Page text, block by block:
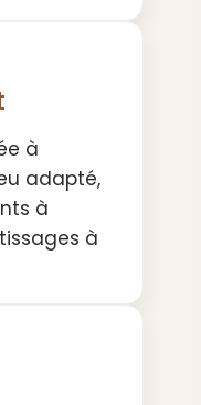
à
adapté,
à
à